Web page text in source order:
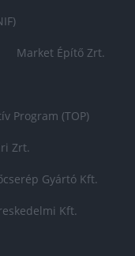
Market Építő Zrt.
Program (TOP)
Zrt.
Gyártó Kft.
Kft.